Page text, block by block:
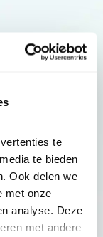
te
te bieden
Ook delen we
met onze
analyse. Deze
met andere
acties en tips